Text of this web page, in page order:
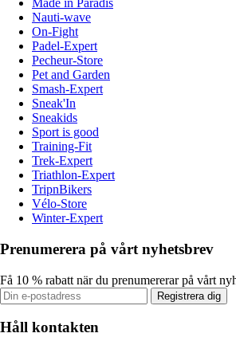
Made in Paradis
Nauti-wave
On-Fight
Padel-Expert
Pecheur-Store
Pet and Garden
Smash-Expert
Sneak'In
Sneakids
Sport is good
Training-Fit
Trek-Expert
Triathlon-Expert
TripnBikers
Vélo-Store
Winter-Expert
Prenumerera på vårt nyhetsbrev
Få 10 % rabatt när du prenumererar på vårt
Registrera dig
Håll kontakten